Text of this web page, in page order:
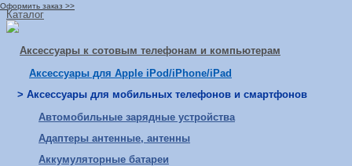
Оформить заказ >>
Каталог
Аксессуары к сотовым телефонам и компьютерам
Аксессуары для Apple iPod/iPhone/iPad
> Аксессуары для мобильных телефонов и смартфонов
Автомобильные зарядные устройства
Адаптеры антенные, антенны
Аккумуляторные батареи